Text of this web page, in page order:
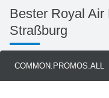
Bester Royal Air Maroc Preise von
Straßburg
COMMON.PROMOS.ALL